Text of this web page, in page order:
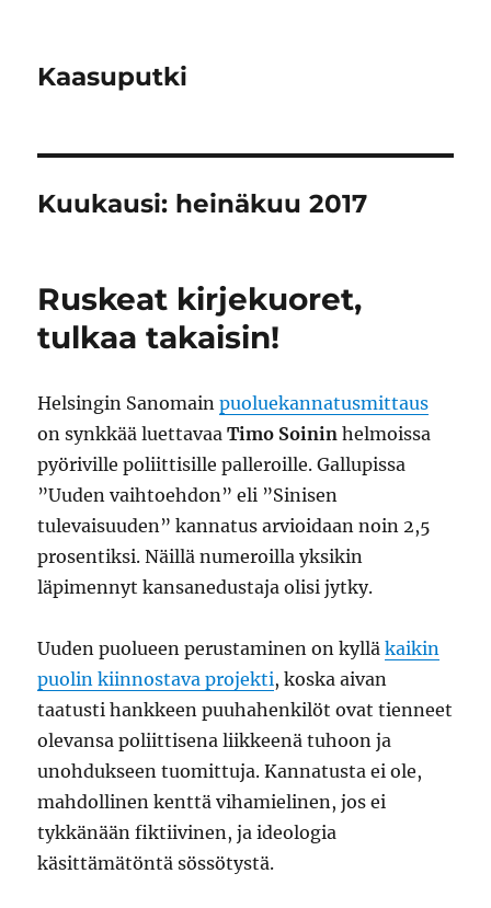
Kaasuputki
Kuukausi: heinäkuu 2017
Ruskeat kirjekuoret,
tulkaa takaisin!
Helsingin Sanomainpuoluekannatusmittaus
on synkkää luettavaaTimo Soinin helmoissa
pyöriville poliittisille palleroille. Gallupissa
”Uuden vaihtoehdon” eli ”Sinisen
tulevaisuuden” kannatus arvioidaan noin 2,5
prosentiksi. Näillä numeroilla yksikin
läpimennyt kansanedustaja olisi jytky.
Uuden puolueen perustaminen on kylläkaikin
puolin kiinnostava projekti, koska aivan
taatusti hankkeen puuhahenkilöt ovat tienneet
olevansa poliittisena liikkeenä tuhoon ja
unohdukseen tuomittuja. Kannatusta ei ole,
mahdollinen kenttä vihamielinen, jos ei
tykkänään fiktiivinen, ja ideologia
käsittämätöntä sössötystä.